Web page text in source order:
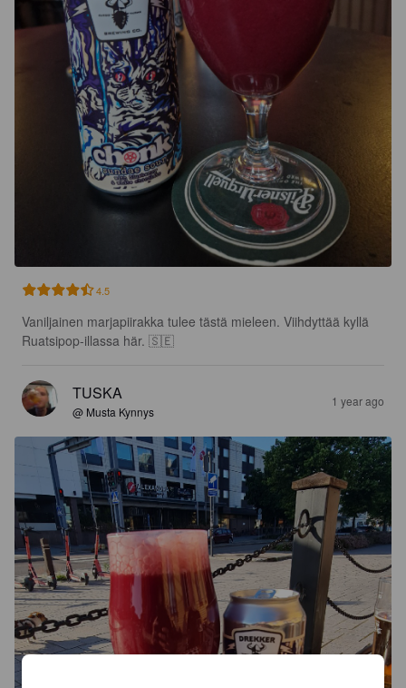
4.5
Vaniljainen marjapiirakka tulee tästä mieleen. Viihdyttää kyllä
Ruatsipop-illassa här. 🇸🇪
TUSKA
@ Musta Kynnys
1 year ago